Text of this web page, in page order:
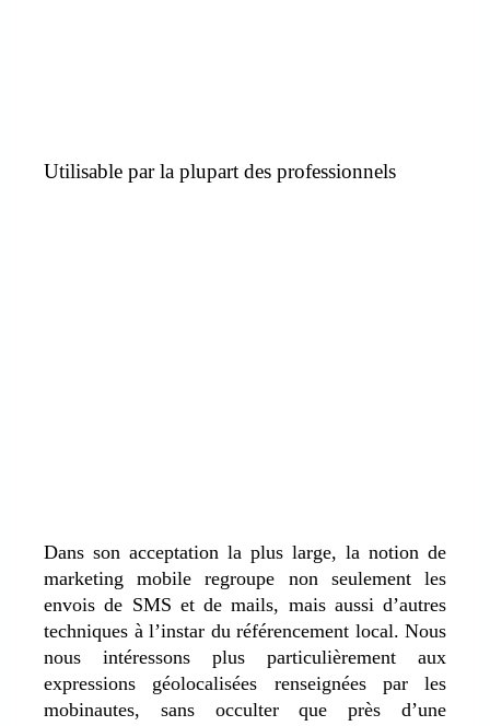
Utilisable par la plupart des professionnels
Dans son acceptation la plus large, la notion de
marketing mobile regroupe non seulement les
envois de SMS et de mails, mais aussi d’autres
techniques à l’instar du référencement local. Nous
nous intéressons plus particulièrement aux
expressions géolocalisées renseignées par les
mobinautes, sans occulter que près d’une